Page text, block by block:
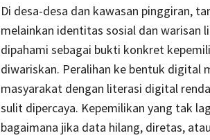
Di desa-desa dan kawasan pinggiran,
melainkan identitas sosial dan warisan
dipahami sebagai bukti konkret
diwariskan. Peralihan ke bentuk digital
masyarakat dengan literasi digital
sulit dipercaya. Kepemilikan yang tak
bagaimana jika data hilang, diretas,